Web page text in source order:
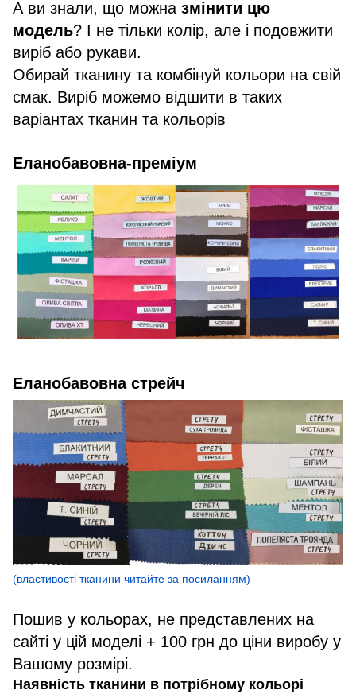
А ви знали, що можна змінити цю
модель? І не тільки колір, але і подовжити
виріб або рукави.
Обирай тканину та комбінуй кольори на свій
смак. Виріб можемо відшити в таких
варіантах тканин та кольорів
Еланобавовна-преміум
Еланобавовна стрейч
(властивості тканини читайте за посиланням)
Пошив у кольорах, не представлених на
сайті у цій моделі + 100 грн до ціни виробу у
Вашому розмірі.
Наявність тканини в потрібному кольорі